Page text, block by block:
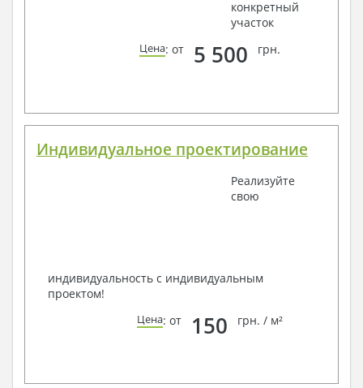
конкретный
участок
Цена: от 5 500 грн.
Индивидуальное проектирование
Реализуйте
свою
индивидуальность с индивидуальным
проектом!
Цена: от 150 грн. / м²